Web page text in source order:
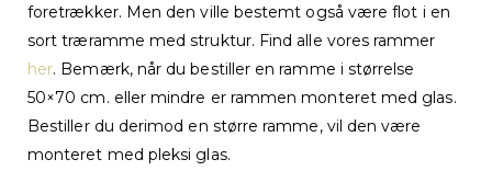
foretrækker. Men den ville bestemt også være flot i en
sort træramme med struktur. Find alle vores rammer
her. Bemærk, når du bestiller en ramme i størrelse
50×70 cm. eller mindre er rammen monteret med glas.
Bestiller du derimod en større ramme, vil den være
monteret med pleksi glas.